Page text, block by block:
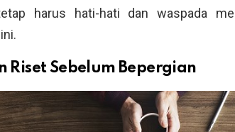
harus hati-hati dan waspada
Riset Sebelum Bepergian